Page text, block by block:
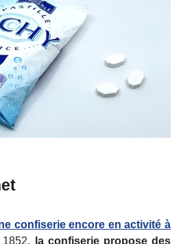
confiserie encore en activité à
la confiserie propose des